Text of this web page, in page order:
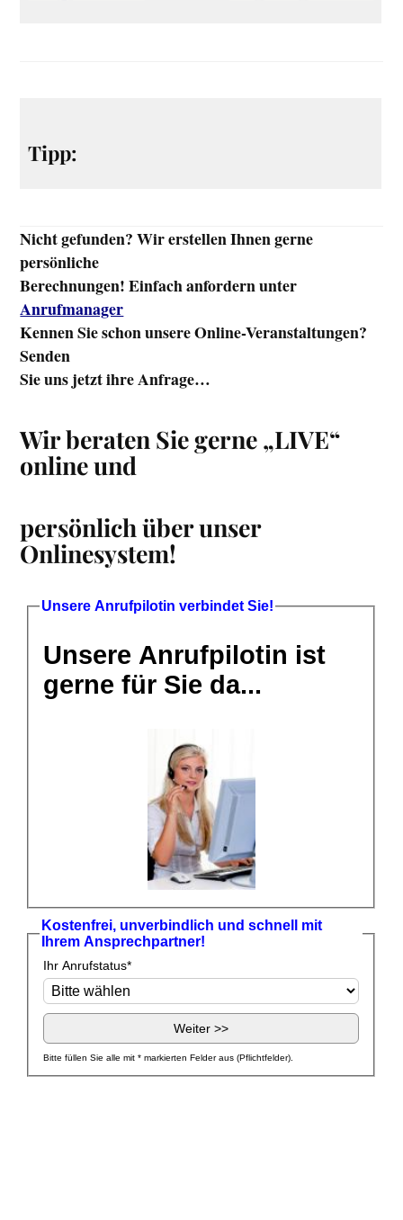
Tipp:
Nicht gefunden? Wir erstellen Ihnen gerne
persönliche
Berechnungen! Einfach anfordern unter
Anrufmanager
Kennen Sie schon unsere Online-Veranstaltungen?
Senden
Sie uns jetzt ihre Anfrage…
Wir beraten Sie gerne „LIVE“
online und
persönlich über unser
Onlinesystem!